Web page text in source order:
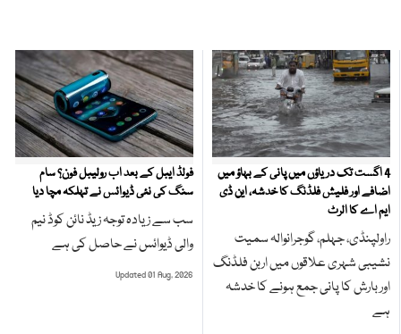
4 اگست تک دریاؤں میں پانی کے بہاؤ میں
اضافے اور فلیش فلڈنگ کا خدشہ، این ڈی
ایم اے کا الرٹ
راولپنڈی، جہلم، گوجرانوالہ سمیت
نشیبی شہری علاقوں میں اربن فلڈنگ
اور بارش کا پانی جمع ہونے کا خدشہ
ہے
فولڈ ایبل کے بعد اب رولیبل فون؟ سام
سنگ کی نئی ڈیوائس نے تہلکہ مچا دیا
سب سے زیادہ توجہ زیڈ نائن کوڈ نیم
والی ڈیوائس نے حاصل کی ہے
Updated 01 Aug, 2026